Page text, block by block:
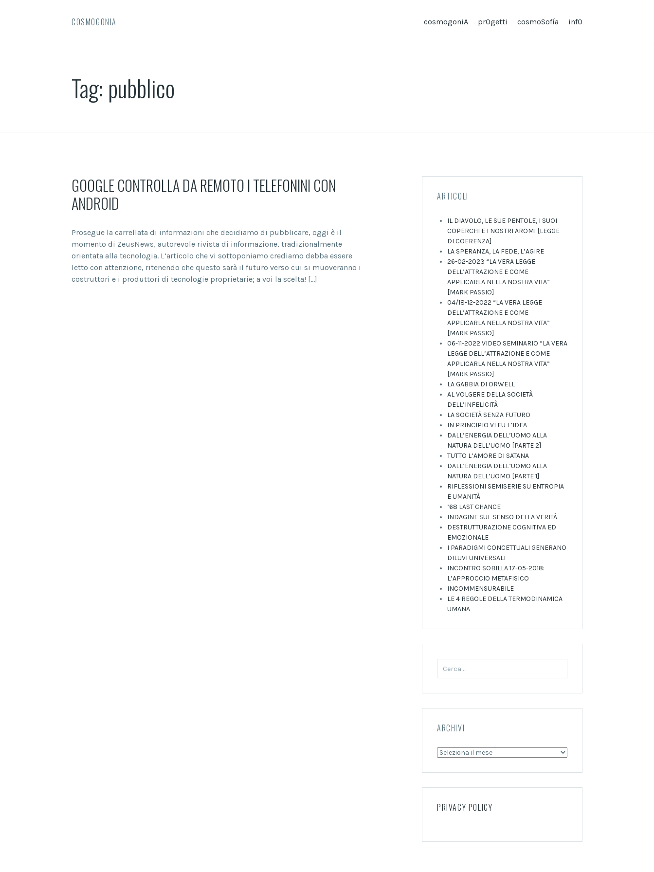
COSMOGONIA cosmogoniA prOgetti cosmoSofí­a infO
Tag: pubblico
GOOGLE CONTROLLA DA REMOTO I TELEFONINI CON
ANDROID
Prosegue la carrellata di informazioni che decidiamo di pubblicare, oggi è il
momento di ZeusNews, autorevole rivista di informazione, tradizionalmente
orientata alla tecnologia. L’articolo che vi sottoponiamo crediamo debba essere
letto con attenzione, ritenendo che questo sarà il futuro verso cui si muoveranno i
costruttori e i produttori di tecnologie proprietarie; a voi la scelta! […]
ARTICOLI
IL DIAVOLO, LE SUE PENTOLE, I SUOI
COPERCHI E I NOSTRI AROMI [LEGGE
DI COERENZA]
LA SPERANZA, LA FEDE, L’AGIRE
26-02-2023 “LA VERA LEGGE
DELL’ATTRAZIONE E COME
APPLICARLA NELLA NOSTRA VITA”
[MARK PASSIO]
04/18-12-2022 “LA VERA LEGGE
DELL’ATTRAZIONE E COME
APPLICARLA NELLA NOSTRA VITA”
[MARK PASSIO]
06-11-2022 VIDEO SEMINARIO “LA VERA
LEGGE DELL’ATTRAZIONE E COME
APPLICARLA NELLA NOSTRA VITA”
[MARK PASSIO]
LA GABBIA DI ORWELL
AL VOLGERE DELLA SOCIETÀ
DELL’INFELICITÀ
LA SOCIETÀ SENZA FUTURO
IN PRINCIPIO VI FU L’IDEA
DALL’ENERGIA DELL’UOMO ALLA
NATURA DELL’UOMO [PARTE 2]
TUTTO L’AMORE DI SATANA
DALL’ENERGIA DELL’UOMO ALLA
NATURA DELL’UOMO [PARTE 1]
RIFLESSIONI SEMISERIE SU ENTROPIA
E UMANITÀ
’68 LAST CHANCE
INDAGINE SUL SENSO DELLA VERITÀ
DESTRUTTURAZIONE COGNITIVA ED
EMOZIONALE
I PARADIGMI CONCETTUALI GENERANO
DILUVI UNIVERSALI
INCONTRO SOBILLA 17-05-2018:
L’APPROCCIO METAFISICO
INCOMMENSURABILE
LE 4 REGOLE DELLA TERMODINAMICA
UMANA
per:
ARCHIVI
Archivi
PRIVACY POLICY